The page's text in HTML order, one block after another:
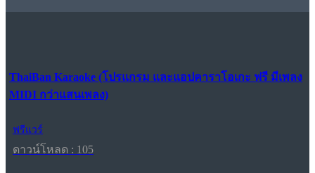
ThaiBan Karaoke (โปรแกรม และแอปคาราโอเกะ ฟรี มีเพลง
MIDI กว่าแสนเพลง)
ฟรีแวร์
ดาวน์โหลด : 105